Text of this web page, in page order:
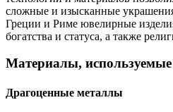
сложные и изысканные
Греции и Риме ювелирные
богатства и статуса, а также
Материалы,
Драгоценные металлы